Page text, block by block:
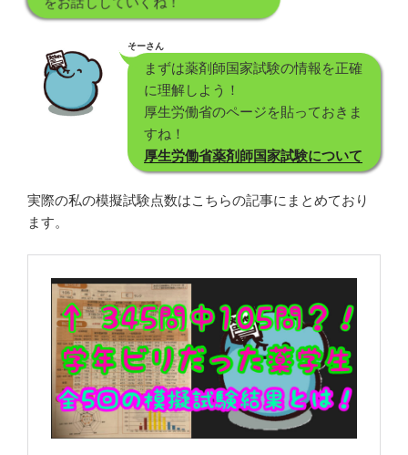
をお話ししていくね！
そーさん
まずは薬剤師国家試験の情報を正確
に理解しよう！
厚生労働省のページを貼っておきま
すね！
厚生労働省薬剤師国家試験について
実際の私の模擬試験点数はこちらの記事にまとめており
ます。